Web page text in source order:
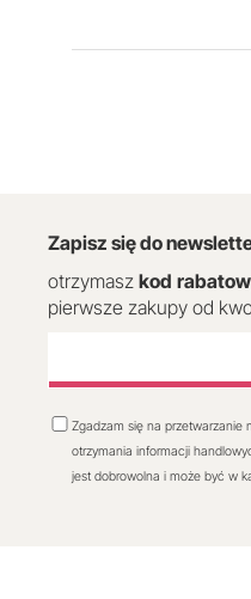
Zapisz się do
otrzymasz kod
pierwsze zakupy od
Zgadzam się na
otrzymania informacji
jest dobrowolna i może być w